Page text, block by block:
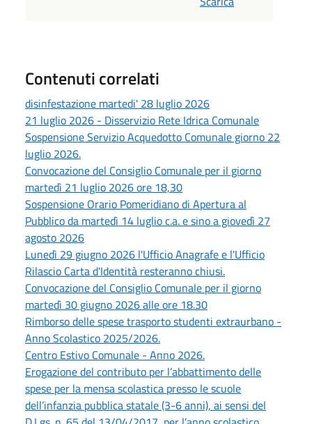
Contenuti correlati
disinfestazione martedi' 28 luglio 2026
21 luglio 2026 - Disservizio Rete Idrica Comunale
Sospensione Servizio Acquedotto Comunale giorno 22
luglio 2026.
Convocazione del Consiglio Comunale per il giorno
martedì 21 luglio 2026 ore 18,30
Sospensione Orario Pomeridiano di Apertura al
Pubblico da martedì 14 luglio c.a. e sino a giovedì 27
agosto 2026
Lunedì 29 giugno 2026 l'Ufficio Anagrafe e l'Ufficio
Rilascio Carta d'Identità resteranno chiusi.
Convocazione del Consiglio Comunale per il giorno
martedì 30 giugno 2026 alle ore 18.30
Rimborso delle spese trasporto studenti extraurbano -
Anno Scolastico 2025/2026.
Centro Estivo Comunale - Anno 2026.
Erogazione del contributo per l’abbattimento delle
spese per la mensa scolastica presso le scuole
dell’infanzia pubblica statale (3-6 anni), ai sensi del